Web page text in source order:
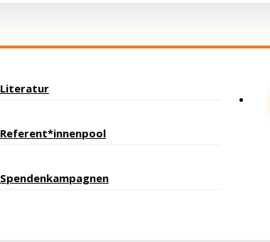
Literatur
Referent*innenpool
Spendenkampagnen